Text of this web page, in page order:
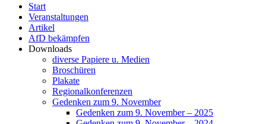
Start
Veranstaltungen
Artikel
AfD bekämpfen
Downloads
diverse Papiere u. Medien
Broschüren
Plakate
Regionalkonferenzen
Gedenken zum 9. November
Gedenken zum 9. November – 2025